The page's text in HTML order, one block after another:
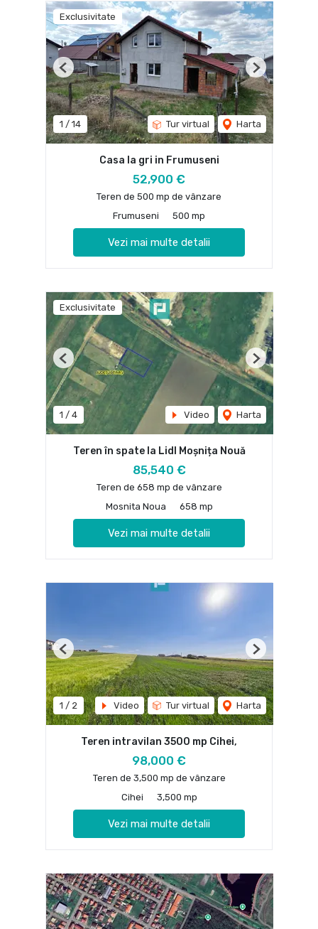
Exclusivitate
1 / 14 Tur virtual Harta
Previous Next
Casa la gri in Frumuseni
52,900 €
Teren de 500 mp de vânzare
Frumuseni
500 mp
Vezi mai multe detalii
Exclusivitate
1 / 4 Video Harta
Previous Next
Teren în spate la Lidl Moșnița Nouă
85,540 €
Teren de 658 mp de vânzare
Mosnita Noua
658 mp
Vezi mai multe detalii
1 / 2 Video Tur virtual Harta
Previous Next
Teren intravilan 3500 mp Cihei,
98,000 €
Teren de 3,500 mp de vânzare
Cihei
3,500 mp
Vezi mai multe detalii